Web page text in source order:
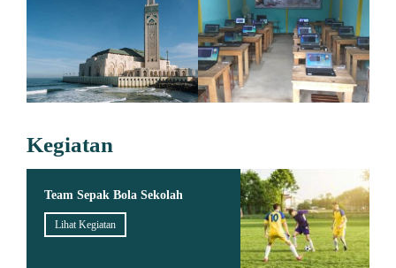
Kegiatan
Team Sepak Bola Sekolah
Lihat Kegiatan